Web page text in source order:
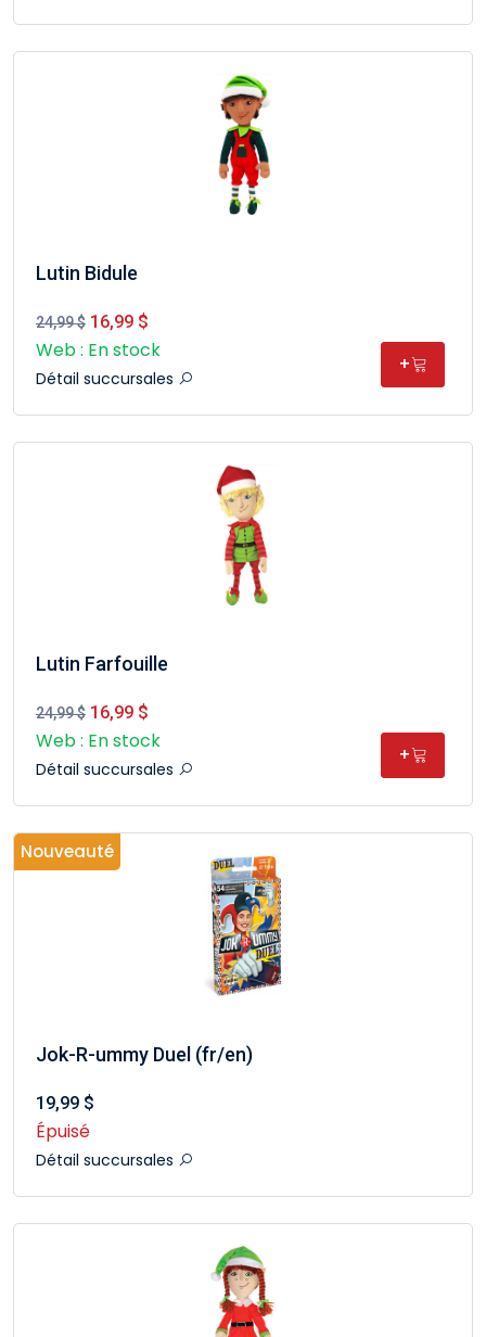
Lutin Bidule
24,99 $ 16,99 $
Web : En stock
Détail succursales
+
Lutin Farfouille
24,99 $ 16,99 $
Web : En stock
Détail succursales
+
Nouveauté
Jok-R-ummy Duel (fr/en)
19,99 $
Épuisé
Détail succursales